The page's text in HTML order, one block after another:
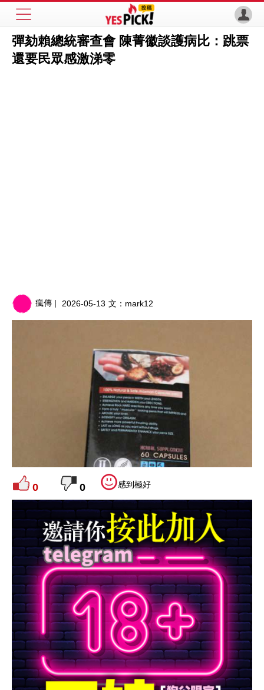
彈劾賴總統審查會 陳菁徽談護病比：跳票
還要民眾感激涕零
瘋傳 | 2026-05-13 文： mark12
0 0 感到極好